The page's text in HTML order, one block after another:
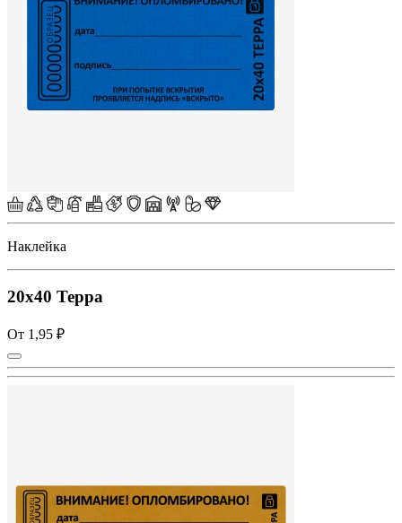
Наклейка
20х40 Терра
От 1,95 ₽